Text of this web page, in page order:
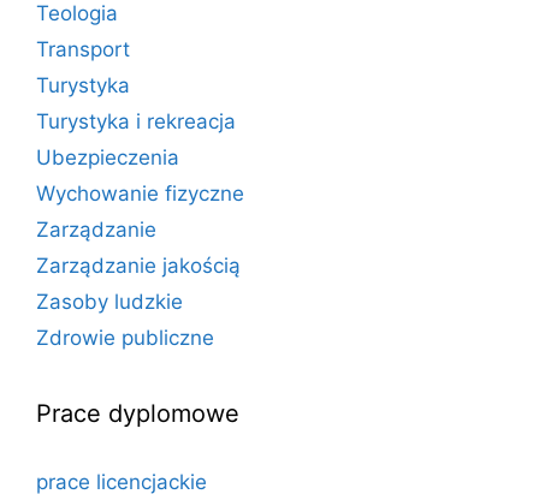
Teologia
Transport
Turystyka
Turystyka i rekreacja
Ubezpieczenia
Wychowanie fizyczne
Zarządzanie
Zarządzanie jakością
Zasoby ludzkie
Zdrowie publiczne
Prace dyplomowe
prace licencjackie